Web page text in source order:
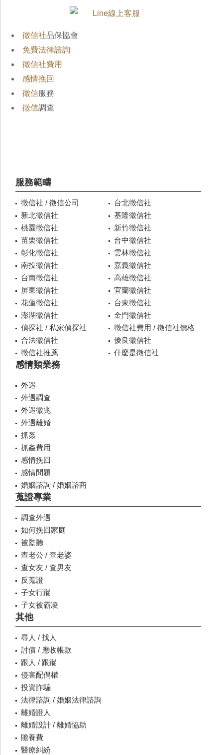
徵信社品保協會
免費法律諮詢
徵信社費用
感情挽回
徵信服務
徵信調查
服務範疇
徵信社 / 徵信公司
台北徵信社
新北徵信社
基隆徵信社
桃園徵信社
新竹徵信社
苗栗徵信社
台中徵信社
彰化徵信社
雲林徵信社
南投徵信社
嘉義徵信社
台南徵信社
高雄徵信社
屏東徵信社
宜蘭徵信社
花蓮徵信社
台東徵信社
澎湖徵信社
金門徵信社
偵探社 / 私家偵探社
徵信社費用 / 徵信社價格
合法徵信社
優良徵信社
徵信社推薦
什麼是徵信社
感情類業務
外遇
外遇調查
外遇徵兆
外遇離婚
抓姦
抓姦費用
感情挽回
感情問題
婚姻諮詢 / 婚姻諮商
蒐證專業
調查外遇
如何挽回家庭
被監聽
查老公 / 查老婆
查女友 / 查男友
反蒐證
子女行蹤
子女被霸凌
其他
尋人 / 找人
討債 / 應收帳款
跟人 / 跟蹤
侵害配偶權
投資詐騙
法律諮詢 / 婚姻法律諮詢
離婚證人
離婚設計 / 離婚協助
贍養費
醫療糾紛